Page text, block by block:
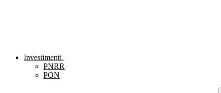
Investimenti
PNRR
PON